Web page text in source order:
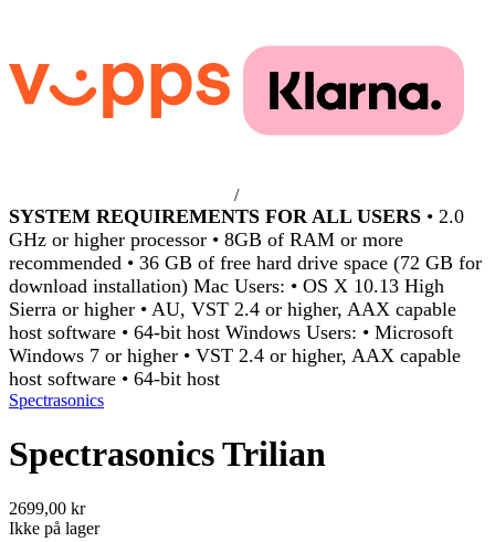
/
SYSTEM REQUIREMENTS FOR ALL USERS • 2.0
GHz or higher processor • 8GB of RAM or more
recommended • 36 GB of free hard drive space (72 GB for
download installation) Mac Users: • OS X 10.13 High
Sierra or higher • AU, VST 2.4 or higher, AAX capable
host software • 64-bit host Windows Users: • Microsoft
Windows 7 or higher • VST 2.4 or higher, AAX capable
host software • 64-bit host
Spectrasonics
Spectrasonics Trilian
2699,00 kr
Ikke på lager